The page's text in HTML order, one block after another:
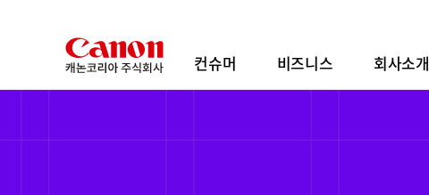
컨슈머 비즈니스 회사소개